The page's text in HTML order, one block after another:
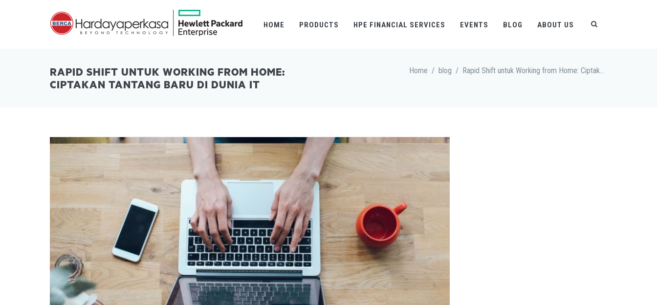
HOME PRODUCTS HPE FINANCIAL SERVICES EVENTS BLOG ABOUT US
RAPID SHIFT UNTUK WORKING FROM HOME:
CIPTAKAN TANTANG BARU DI DUNIA IT
Home / blog / Rapid Shift untuk Working from Home: Ciptakan Tantang Baru di Dunia IT